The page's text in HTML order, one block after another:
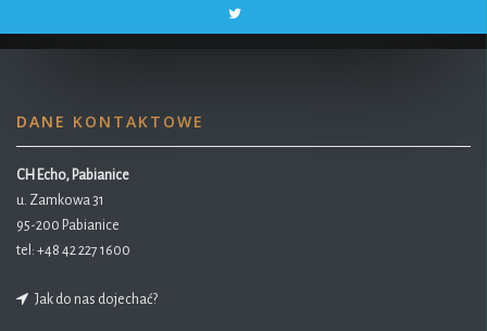
DANE KONTAKTOWE
CH Echo, Pabianice
u. Zamkowa 31
95-200 Pabianice
tel: +48 42 227 1600
Jak do nas dojechać?